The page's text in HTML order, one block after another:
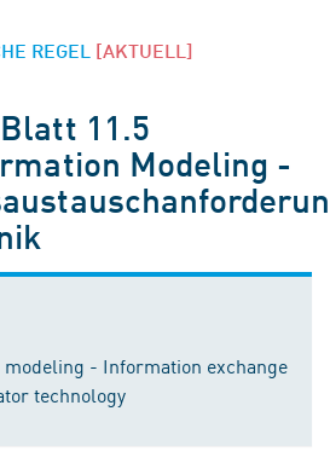
REGEL [AKTUELL]
11.5
Modeling -
- Information exchange
technology